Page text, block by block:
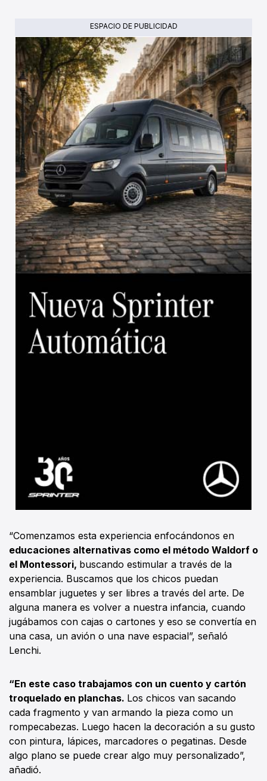
ESPACIO DE PUBLICIDAD
“Comenzamos esta experiencia enfocándonos en
educaciones alternativas como el método Waldorf o
el Montessori, buscando estimular a través de la
experiencia. Buscamos que los chicos puedan
ensamblar juguetes y ser libres a través del arte. De
alguna manera es volver a nuestra infancia, cuando
jugábamos con cajas o cartones y eso se convertía en
una casa, un avión o una nave espacial”, señaló
Lenchi.
“En este caso trabajamos con un cuento y cartón
troquelado en planchas. Los chicos van sacando
cada fragmento y van armando la pieza como un
rompecabezas. Luego hacen la decoración a su gusto
con pintura, lápices, marcadores o pegatinas. Desde
algo plano se puede crear algo muy personalizado”,
añadió.